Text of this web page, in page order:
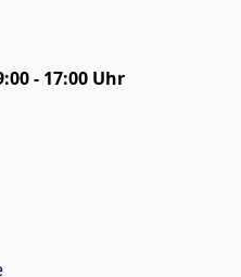
- 17:00 Uhr